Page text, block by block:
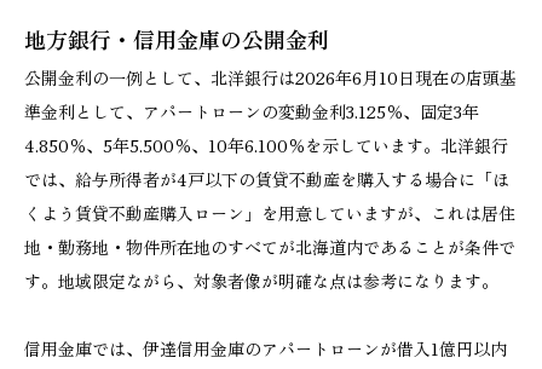
地方銀行・信用金庫の公開金利
公開金利の一例として、北洋銀行は2026年6月10日現在の店頭基
準金利として、アパートローンの変動金利3.125％、固定3年
4.850％、5年5.500％、10年6.100％を示しています。北洋銀行
では、給与所得者が4戸以下の賃貸不動産を購入する場合に「ほ
くよう賃貸不動産購入ローン」を用意していますが、これは居住
地・勤務地・物件所在地のすべてが北海道内であることが条件で
す。地域限定ながら、対象者像が明確な点は参考になります。
信用金庫では、伊達信用金庫のアパートローンが借入1億円以内